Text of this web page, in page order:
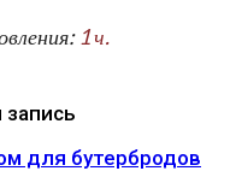
1 ч.
для бутербродов